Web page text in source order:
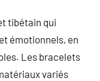
tibétain qui
émotionnels, en
Les bracelets
variés